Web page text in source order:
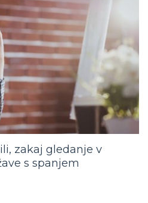
zakaj gledanje v
s spanjem